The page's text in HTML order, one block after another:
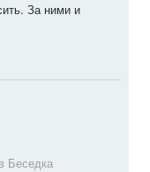
За ними и
Беседка